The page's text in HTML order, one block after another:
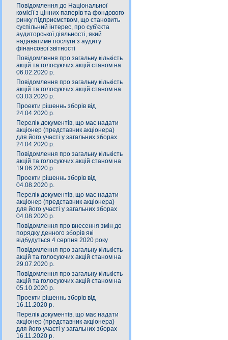
Повідомлення до Національної
комісії з цінних паперів та фондового
ринку підприємством, що становить
суспільний інтерес, про суб'єкта
аудиторської діяльності, який
надаватиме послуги з аудиту
фінансової звітності
Повідомлення про загальну кількість
акцій та голосуючих акцій станом на
06.02.2020 р.
Повідомлення про загальну кількість
акцій та голосуючих акцій станом на
03.03.2020 р.
Проекти рішеннь зборів від
24.04.2020 р.
Перелік документів, що має надати
акціонер (представник акціонера)
для його участі у загальних зборах
24.04.2020 р.
Повідомлення про загальну кількість
акцій та голосуючих акцій станом на
19.06.2020 р.
Проекти рішеннь зборів від
04.08.2020 р.
Перелік документів, що має надати
акціонер (представник акціонера)
для його участі у загальних зборах
04.08.2020 р.
Повідомлення про внесення змін до
порядку денного зборів які
відбудуться 4 серпня 2020 року
Повідомлення про загальну кількість
акцій та голосуючих акцій станом на
29.07.2020 р.
Повідомлення про загальну кількість
акцій та голосуючих акцій станом на
05.10.2020 р.
Проекти рішеннь зборів від
16.11.2020 р.
Перелік документів, що має надати
акціонер (представник акціонера)
для його участі у загальних зборах
16.11.2020 р.